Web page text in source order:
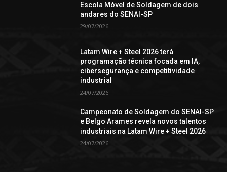
Escola Móvel de Soldagem de dois
andares do SENAI-SP
29/07/2026
Latam Wire + Steel 2026 terá
programação técnica focada em IA,
cibersegurança e competitividade
industrial
24/07/2026
Campeonato de Soldagem do SENAI-SP
e Belgo Arames revela novos talentos
industriais na Latam Wire + Steel 2026
24/07/2026